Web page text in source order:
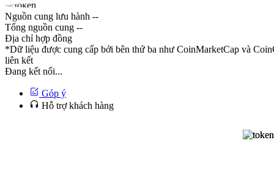
Nguồn cung lưu hành --
Tổng nguồn cung --
Địa chỉ hợp đồng
*Dữ liệu được cung cấp bởi bên thứ ba như CoinMarketCap và
liên kết
Đang kết nối...
Góp ý
Hỗ trợ khách hàng